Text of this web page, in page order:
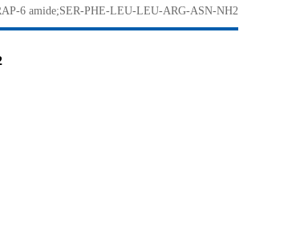
6 amide;SER-PHE-LEU-LEU-ARG-ASN-NH2